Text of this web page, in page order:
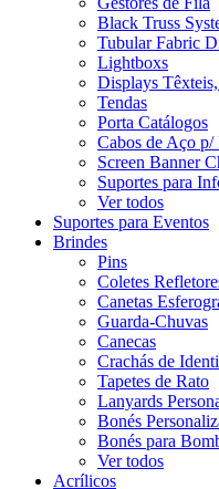
Black Truss
Tubular Fabric
Lightboxs
Displays
Tendas
Porta Catálogos
Cabos de Aço p/
Screen Banner
Suportes para
Ver todos
Suportes para Eventos
Brindes
Pins
Coletes
Canetas
Guarda-Chuvas
Canecas
Crachás de
Tapetes de Rato
Lanyards
Bonés
Bonés para
Ver todos
Acrílicos